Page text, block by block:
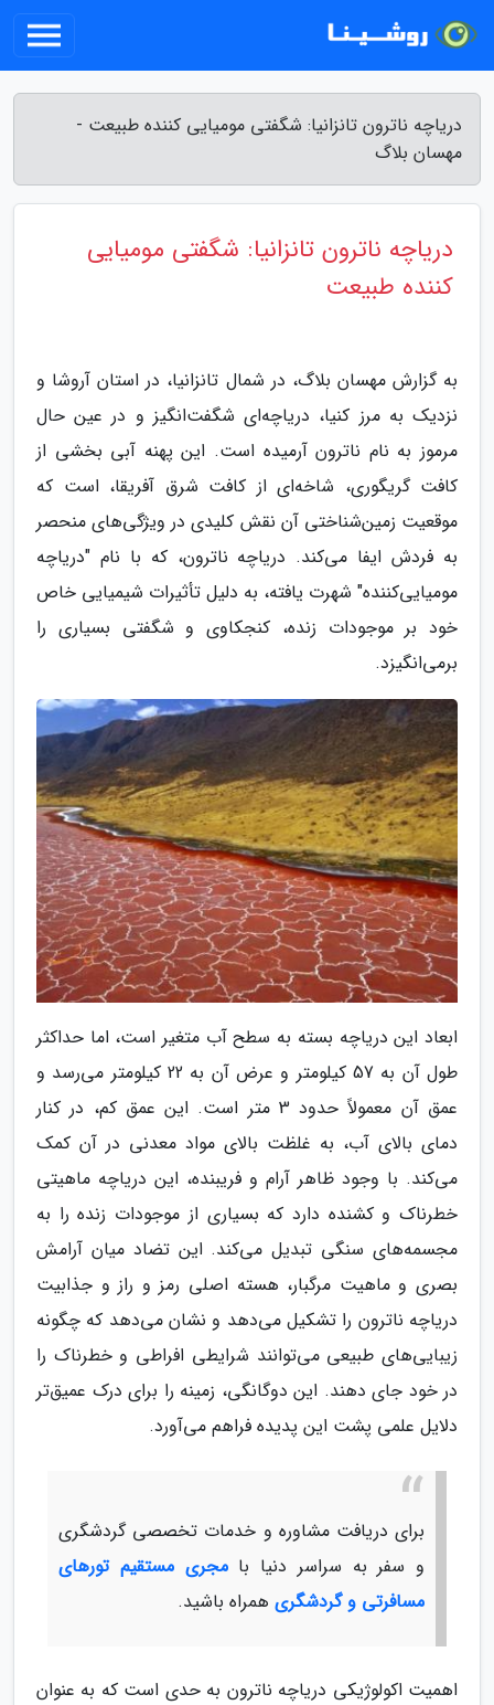
دریاچه ناترون تانزانیا: شگفتی مومیایی کننده طبیعت -
مهسان بلاگ
دریاچه ناترون تانزانیا: شگفتی مومیایی
کننده طبیعت
به گزارش مهسان بلاگ، در شمال تانزانیا، در استان آروشا و
نزدیک به مرز کنیا، دریاچه‌ای شگفت‌انگیز و در عین حال
مرموز به نام ناترون آرمیده است. این پهنه آبی بخشی از
کافت گریگوری، شاخه‌ای از کافت شرق آفریقا، است که
موقعیت زمین‌شناختی آن نقش کلیدی در ویژگی‌های منحصر
به فردش ایفا می‌کند. دریاچه ناترون، که با نام "دریاچه
مومیایی‌کننده" شهرت یافته، به دلیل تأثیرات شیمیایی خاص
خود بر موجودات زنده، کنجکاوی و شگفتی بسیاری را
برمی‌انگیزد.
ابعاد این دریاچه بسته به سطح آب متغیر است، اما حداکثر
طول آن به 57 کیلومتر و عرض آن به 22 کیلومتر می‌رسد و
عمق آن معمولاً حدود 3 متر است. این عمق کم، در کنار
دمای بالای آب، به غلظت بالای مواد معدنی در آن کمک
می‌کند. با وجود ظاهر آرام و فریبنده، این دریاچه ماهیتی
خطرناک و کشنده دارد که بسیاری از موجودات زنده را به
مجسمه‌های سنگی تبدیل می‌کند. این تضاد میان آرامش
بصری و ماهیت مرگبار، هسته اصلی رمز و راز و جذابیت
دریاچه ناترون را تشکیل می‌دهد و نشان می‌دهد که چگونه
زیبایی‌های طبیعی می‌توانند شرایطی افراطی و خطرناک را
در خود جای دهند. این دوگانگی، زمینه را برای درک عمیق‌تر
دلایل علمی پشت این پدیده فراهم می‌آورد.
برای دریافت مشاوره و خدمات تخصصی گردشگری
و سفر به سراسر دنیا بامجری مستقیم تورهای
مسافرتی و گردشگری همراه باشید.
اهمیت اکولوژیکی دریاچه ناترون به حدی است که به عنوان